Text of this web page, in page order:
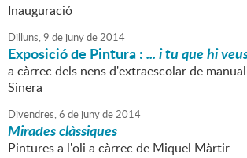
Inauguració
Dilluns,9 de junyde2014
Exposició de Pintura :... i tu que hi
a càrrec dels nens d'extraescolar de
Sinera
Divendres,6 de junyde2014
Mirades clàssiques
Pintures a l'oli a càrrec de Miquel Màrtir